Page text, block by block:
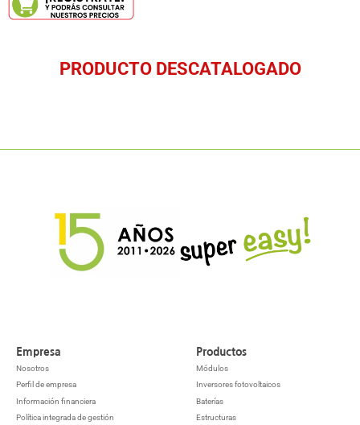
PRODUCTO DESCATALOGADO
Empresa
Nosotros
Perfil de empresa
Información financiera
Política integrada de gestión
Productos
Módulos
Inversores fotovoltaicos
Baterías
Estructuras